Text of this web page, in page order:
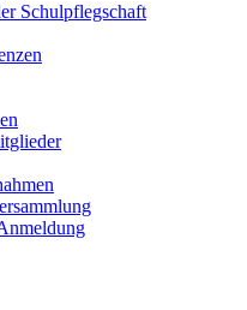
Schulpflegschaft